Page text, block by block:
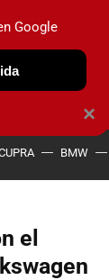
BMW
el
×
Google